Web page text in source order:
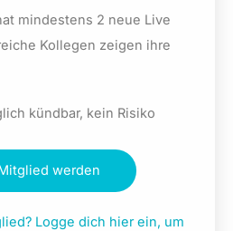
mindestens 2 neue Live
Kollegen zeigen ihre
kündbar, kein Risiko
werden
Logge dich hier ein, um